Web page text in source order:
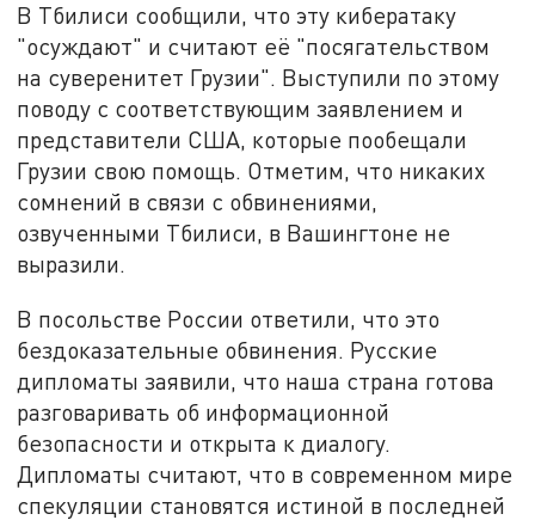
В Тбилиси сообщили, что эту кибератаку
"осуждают" и считают её "посягательством
на суверенитет Грузии". Выступили по этому
поводу с соответствующим заявлением и
представители США, которые пообещали
Грузии свою помощь. Отметим, что никаких
сомнений в связи с обвинениями,
озвученными Тбилиси, в Вашингтоне не
выразили.
В посольстве России ответили, что это
бездоказательные обвинения. Русские
дипломаты заявили, что наша страна готова
разговаривать об информационной
безопасности и открыта к диалогу.
Дипломаты считают, что в современном мире
спекуляции становятся истиной в последней